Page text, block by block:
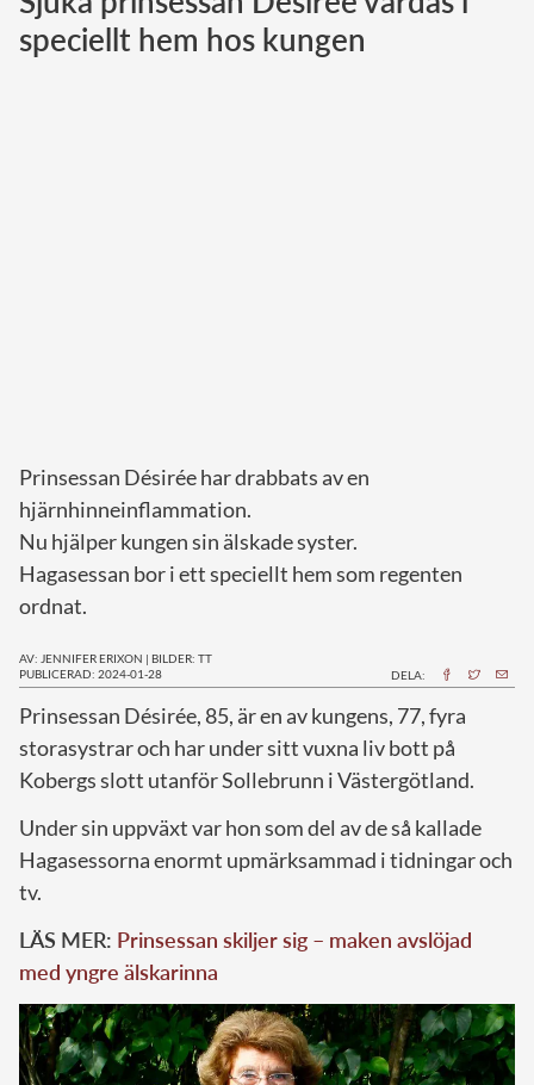
Norska kungahuset
speciellt hem hos kungen
Prinsessan Désirée har drabbats av en
hjärnhinneinflammation.
Nu hjälper kungen sin älskade syster.
Hagasessan bor i ett speciellt hem som regenten
ordnat.
AV: JENNIFER ERIXON | BILDER: TT
PUBLICERAD: 2024-01-28
DELA:
Prinsessan Désirée, 85, är en av kungens, 77, fyra
storasystrar och har under sitt vuxna liv bott på
Kobergs slott utanför Sollebrunn i Västergötland.
Under sin uppväxt var hon som del av de så kallade
Hagasessorna enormt upmärksammad i tidningar och
tv.
LÄS MER: Prinsessan skiljer sig – maken avslöjad
med yngre älskarinna